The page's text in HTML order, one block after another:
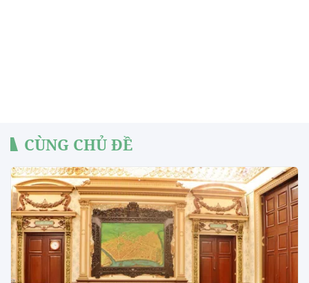
CÙNG CHỦ ĐỀ